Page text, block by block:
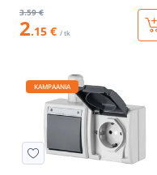
3.59 €
2.15 € / tk
KAMPAANIA